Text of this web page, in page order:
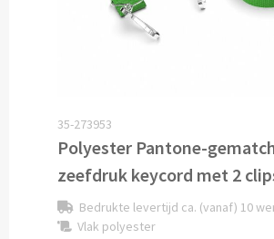
Cocktailsets bedrukken
Proteine shakers bedrukken
IJsblokjes bedrukken
Rietjes bedrukken
35-273953
Polyester Pantone-
zeefdruk keycord met 2
Bedrukte levertijd ca. (vanaf) 10
Vlak polyester